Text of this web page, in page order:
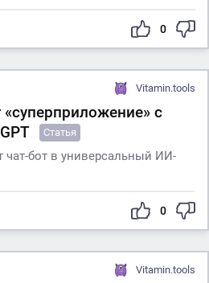
0
Vitamin.tools
«суперприложение» с
Статья
чат-бот в универсальный ИИ-
0
Vitamin.tools